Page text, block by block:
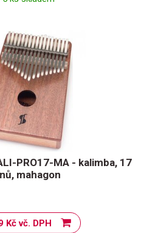
PRO17-MA - kalimba, 17
mahagon
1 089 Kč vč. DPH